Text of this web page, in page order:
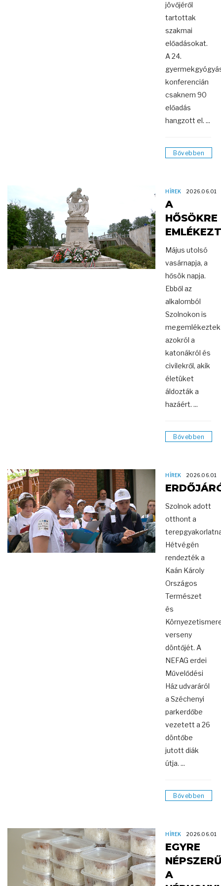
jövőjéről
tartottak
szakmai
előadásokat.
A 24.
konferencián
csaknem 90
előadás
hangzott el. ...
Bővebben
HÍREK 2026.06.01
A
HŐSÖKRE
Május utolsó
vasárnapja, a
hősök napja.
Ebből az
alkalomból
Szolnokon is
megemlékeztek
azokról a
katonákról és
civilekről, akik
életüket
áldozták a
hazáért. ...
Bővebben
HÍREK 2026.06.01
Szolnok adott
otthont a
Hétvégén
rendezték a
Kaán Károly
Országos
Természet
és
verseny
döntőjét. A
NEFAG erdei
Művelődési
Ház udvaráról
a Széchenyi
parkerdőbe
vezetett a 26
döntőbe
jutott diák
útja. ...
Bővebben
HÍREK 2026.06.01
EGYRE
A